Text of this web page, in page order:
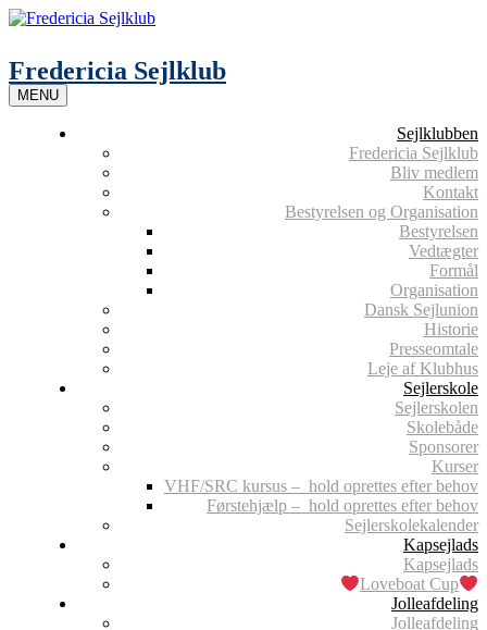
Skip
Fredericia Sejlklub
MENU
Sejlklubben
Fredericia Sejlklub
Bliv medlem
Kontakt
Bestyrelsen og Organisation
Bestyrelsen
Vedtægter
Formål
Organisation
Dansk Sejlunion
Historie
Presseomtale
Leje af Klubhus
Sejlerskole
Sejlerskolen
Skolebåde
Sponsorer
Kurser
VHF/SRC kursus – hold oprettes efter behov
Førstehjælp – hold oprettes efter behov
Sejlerskolekalender
Kapsejlads
Kapsejlads
Loveboat Cup
Jolleafdeling
Jolleafdeling